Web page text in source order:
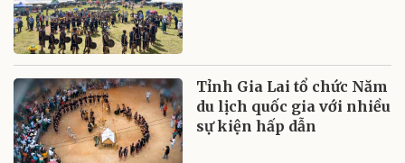
Tỉnh Gia Lai tổ chức Năm
du lịch quốc gia với nhiều
sự kiện hấp dẫn